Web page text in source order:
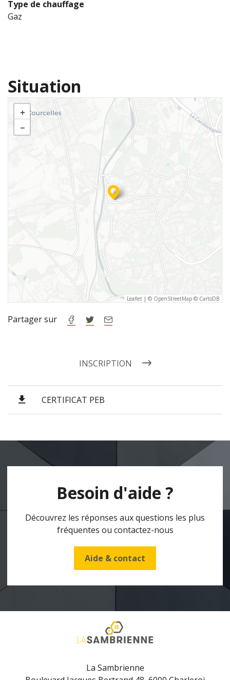
Type de chauffage
Gaz
Situation
+
−
Leaflet | © OpenStreetMap © CartoDB
Partager sur
INSCRIPTION
CERTIFICAT PEB
Besoin d'aide ?
Découvrez les réponses aux questions les plus
fréquentes ou contactez-nous
Aide & contact
La Sambrienne